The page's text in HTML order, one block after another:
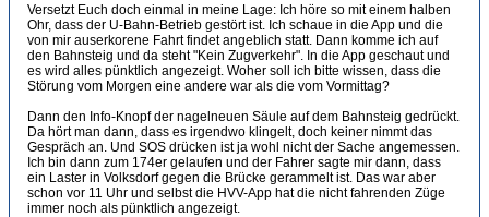
Versetzt Euch doch einmal in meine Lage: Ich höre so mit einem halben
Ohr, dass der U-Bahn-Betrieb gestört ist. Ich schaue in die App und die
von mir auserkorene Fahrt findet angeblich statt. Dann komme ich auf
den Bahnsteig und da steht "Kein Zugverkehr". In die App geschaut und
es wird alles pünktlich angezeigt. Woher soll ich bitte wissen, dass die
Störung vom Morgen eine andere war als die vom Vormittag?
Dann den Info-Knopf der nagelneuen Säule auf dem Bahnsteig gedrückt.
Da hört man dann, dass es irgendwo klingelt, doch keiner nimmt das
Gespräch an. Und SOS drücken ist ja wohl nicht der Sache angemessen.
Ich bin dann zum 174er gelaufen und der Fahrer sagte mir dann, dass
ein Laster in Volksdorf gegen die Brücke gerammelt ist. Das war aber
schon vor 11 Uhr und selbst die HVV-App hat die nicht fahrenden Züge
immer noch als pünktlich angezeigt.